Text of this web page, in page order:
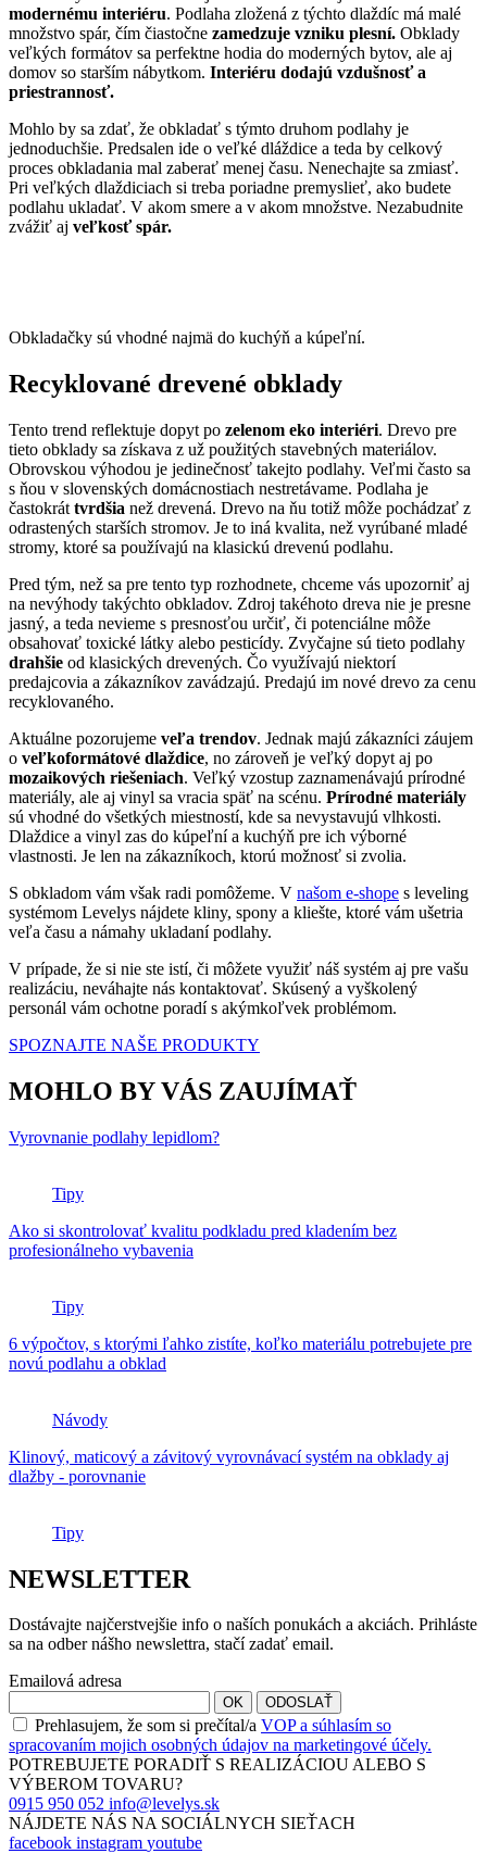
modernému interiéru. Podlaha zložená z týchto dlaždíc má malé
množstvo spár, čím čiastočne zamedzuje vzniku plesní. Obklady
veľkých formátov sa perfektne hodia do moderných bytov, ale aj
domov so starším nábytkom. Interiéru dodajú vzdušnosť a
priestrannosť.
Mohlo by sa zdať, že obkladať s týmto druhom podlahy je
jednoduchšie. Predsalen ide o veľké dláždice a teda by celkový
proces obkladania mal zaberať menej času. Nenechajte sa zmiasť.
Pri veľkých dlaždiciach si treba poriadne premyslieť, ako budete
podlahu ukladať. V akom smere a v akom množstve. Nezabudnite
zvážiť aj veľkosť spár.
Obkladačky sú vhodné najmä do kuchýň a kúpeľní.
Recyklované drevené obklady
Tento trend reflektuje dopyt po zelenom eko interiéri. Drevo pre
tieto obklady sa získava z už použitých stavebných materiálov.
Obrovskou výhodou je jedinečnosť takejto podlahy. Veľmi často sa
s ňou v slovenských domácnostiach nestretávame. Podlaha je
častokrát tvrdšia než drevená. Drevo na ňu totiž môže pochádzať z
odrastených starších stromov. Je to iná kvalita, než vyrúbané mladé
stromy, ktoré sa používajú na klasickú drevenú podlahu.
Pred tým, než sa pre tento typ rozhodnete, chceme vás upozorniť aj
na nevýhody takýchto obkladov. Zdroj takéhoto dreva nie je presne
jasný, a teda nevieme s presnosťou určiť, či potenciálne môže
obsahovať toxické látky alebo pesticídy. Zvyčajne sú tieto podlahy
drahšie od klasických drevených. Čo využívajú niektorí
predajcovia a zákazníkov zavádzajú. Predajú im nové drevo za cenu
recyklovaného.
Aktuálne pozorujeme veľa trendov. Jednak majú zákazníci záujem
o veľkoformátové dlaždice, no zároveň je veľký dopyt aj po
mozaikových riešeniach. Veľký vzostup zaznamenávajú prírodné
materiály, ale aj vinyl sa vracia späť na scénu. Prírodné materiály
sú vhodné do všetkých miestností, kde sa nevystavujú vlhkosti.
Dlaždice a vinyl zas do kúpeľní a kuchýň pre ich výborné
vlastnosti. Je len na zákazníkoch, ktorú možnosť si zvolia.
S obkladom vám však radi pomôžeme. V našom e-shope s leveling
systémom Levelys nájdete kliny, spony a kliešte, ktoré vám ušetria
veľa času a námahy ukladaní podlahy.
V prípade, že si nie ste istí, či môžete využiť náš systém aj pre vašu
realizáciu, neváhajte nás kontaktovať. Skúsený a vyškolený
personál vám ochotne poradí s akýmkoľvek problémom.
SPOZNAJTE NAŠE PRODUKTY
MOHLO BY VÁS ZAUJÍMAŤ
Vyrovnanie podlahy lepidlom?
Tipy
Ako si skontrolovať kvalitu podkladu pred kladením bez
profesionálneho vybavenia
Tipy
6 výpočtov, s ktorými ľahko zistíte, koľko materiálu potrebujete pre
novú podlahu a obklad
Návody
Klinový, maticový a závitový vyrovnávací systém na obklady aj
dlažby - porovnanie
Tipy
NEWSLETTER
Dostávajte najčerstvejšie info o naších ponukách a akciách. Prihláste
sa na odber nášho newslettra, stačí zadať email.
Emailová adresa
OK ODOSLAŤ
Prehlasujem, že som si prečítal/a VOP a súhlasím so
spracovaním mojich osobných údajov na marketingové účely.
POTREBUJETE PORADIŤ S REALIZÁCIOUALEBO S
VÝBEROM TOVARU?
0915 950 052 info@levelys.sk
NÁJDETE NÁS NA SOCIÁLNYCH SIEŤACH
facebook instagram youtube